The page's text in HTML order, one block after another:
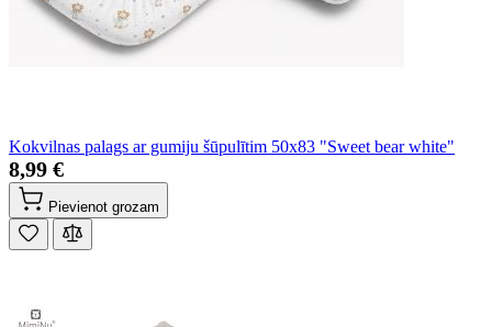
Kokvilnas palags ar gumiju šūpulītim 50x83 "Sweet bear white"
8,99 €
Pievienot grozam